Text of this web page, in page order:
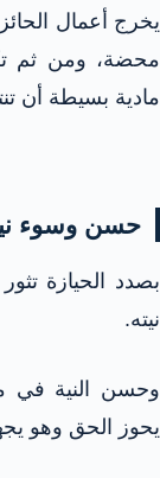
يخرج أعمال
محضة، ومن ثم
مادية بسيطة أن
حسن وسوء
بصدد الحيازة
نيته.
وحسن النية في
يحوز الحق وهو